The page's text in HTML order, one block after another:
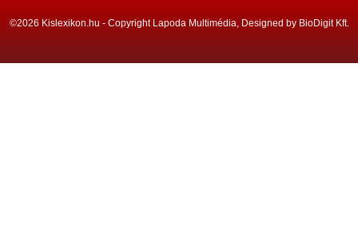
©2026 Kislexikon.hu - Copyright Lapoda Multimédia, Designed by BioDigit Kft.